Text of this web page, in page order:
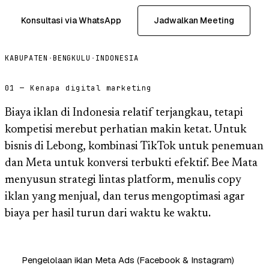
Konsultasi via WhatsApp Jadwalkan Meeting
KABUPATEN ·BENGKULU · INDONESIA
01 — Kenapa digital marketing
Biaya iklan di Indonesia relatif terjangkau, tetapi
kompetisi merebut perhatian makin ketat. Untuk
bisnis di Lebong, kombinasi TikTok untuk penemuan
dan Meta untuk konversi terbukti efektif. Bee Mata
menyusun strategi lintas platform, menulis copy
iklan yang menjual, dan terus mengoptimasi agar
biaya per hasil turun dari waktu ke waktu.
Pengelolaan iklan Meta Ads (Facebook & Instagram)